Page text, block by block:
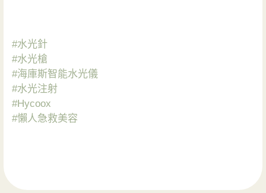
#水光針
#水光槍
#海庫斯智能水光儀
#水光注射
#Hycoox
#懶人急救美容